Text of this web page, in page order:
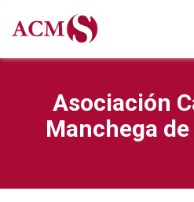
Asociación
Manchega